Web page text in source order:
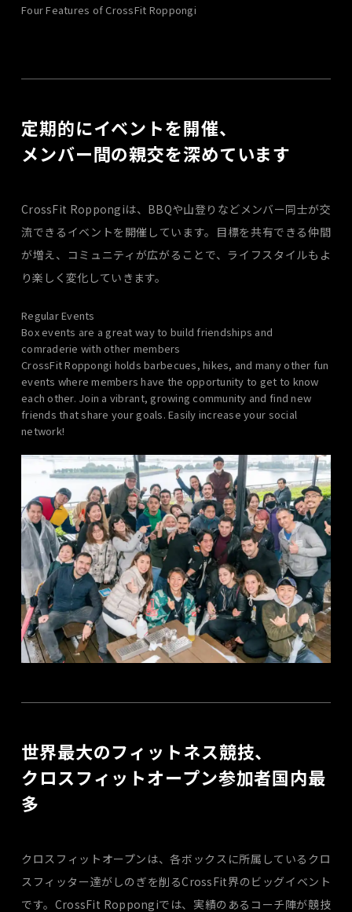
Four Features of CrossFit Roppongi
定期的にイベントを開催、
メンバー間の親交を深めています
CrossFit Roppongiは、BBQや山登りなどメンバー同士が交
流できるイベントを開催しています。目標を共有できる仲間
が増え、コミュニティが広がることで、ライフスタイルもよ
り楽しく変化していきます。
Regular Events
Box events are a great way to build friendships and
comraderie with other members
CrossFit Roppongi holds barbecues, hikes, and many other fun
events where members have the opportunity to get to know
each other. Join a vibrant, growing community and find new
friends that share your goals. Easily increase your social
network!
世界最大のフィットネス競技、
クロスフィットオープン参加者国内最
多
クロスフィットオープンは、各ボックスに所属しているクロ
スフィッター達がしのぎを削るCrossFit界のビッグイベント
です。CrossFit Roppongiでは、実績のあるコーチ陣が競技